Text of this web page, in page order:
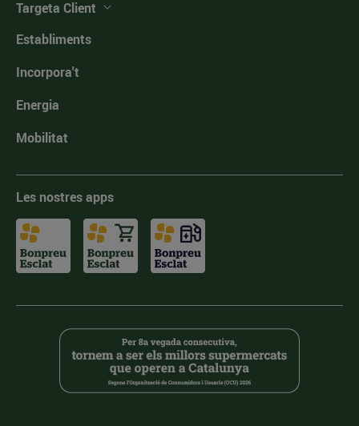
Targeta Client
Establiments
Incorpora't
Energia
Mobilitat
Les nostres apps